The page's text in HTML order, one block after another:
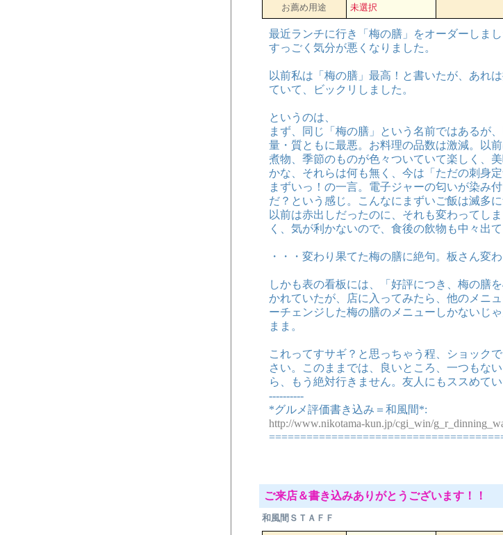
お薦め用途 未選択
最近ランチに行き「梅の膳」をオーダーしま
すっごく気分が悪くなりました。
以前私は「梅の膳」最高！と書いたが、あれ
ていて、ビックリしました。
というのは、
まず、同じ「梅の膳」という名前ではあるが
量・質ともに最悪。お料理の品数は激減。以
煮物、季節のものが色々ついていて楽しく、
かな、それらは何も無く、今は「ただの刺身
まずいっ！の一言。電子ジャーの匂いが染み
だ？という感じ。こんなにまずいご飯は滅多
以前は赤出しだったのに、それも変わってし
く、気が利かないので、食後の飲物も中々出て
・・・変わり果てた梅の膳に絶句。板さん変
しかも表の看板には、「好評につき、梅の膳
かれていたが、店に入ってみたら、他のメニ
ーチェンジした梅の膳のメニューしかないじ
まま。
これってすサギ？と思っちゃう程、ショック
さい。このままでは、良いところ、一つもな
ら、もう絶対行きません。友人にもススめて
----------
*グルメ評価書き込み＝和風間*:
http://www.nikotama-kun.jp/cgi_win/
ご来店＆書き込みありがとうございます！！
和風間ＳＴＡＦＦ